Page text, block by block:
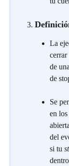
La
cerrar
de
de
Se
en
del
si tu